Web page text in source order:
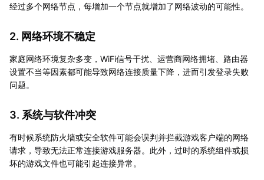
经过多个网络节点，每增加一个节点就增加了网络波动的可能性。
2. 网络环境不稳定
家庭网络环境复杂多变，WiFi信号干扰、运营商网络拥堵、路由器
设置不当等因素都可能导致网络连接质量下降，进而引发登录失败
问题。
3. 系统与软件冲突
有时候系统防火墙或安全软件可能会误判并拦截游戏客户端的网络
请求，导致无法正常连接游戏服务器。此外，过时的系统组件或损
坏的游戏文件也可能引起连接异常。